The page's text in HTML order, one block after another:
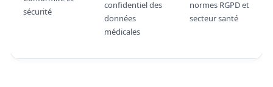
sécurité
confidentiel des
données
médicales
normes RGPD et
secteur santé